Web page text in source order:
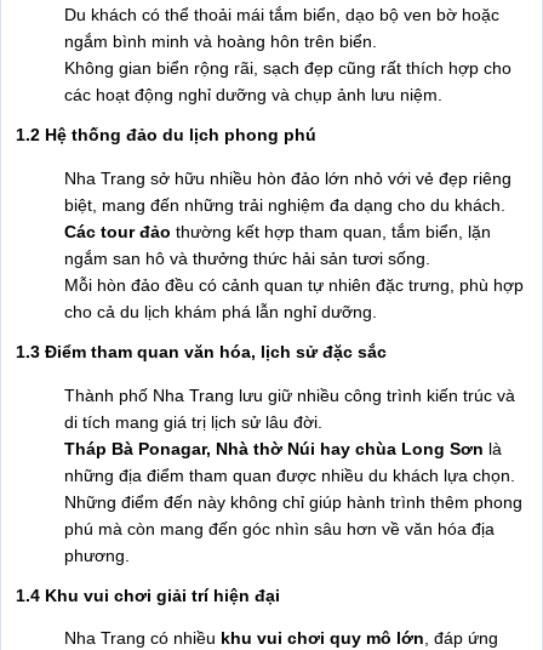
Du khách có thể thoải mái tắm biển, dạo bộ ven bờ hoặc
ngắm bình minh và hoàng hôn trên biển.
Không gian biển rộng rãi, sạch đẹp cũng rất thích hợp cho
các hoạt động nghỉ dưỡng và chụp ảnh lưu niệm.
1.2 Hệ thống đảo du lịch phong phú
Nha Trang sở hữu nhiều hòn đảo lớn nhỏ với vẻ đẹp riêng
biệt, mang đến những trải nghiệm đa dạng cho du khách.
Các tour đảo thường kết hợp tham quan, tắm biển, lặn
ngắm san hô và thưởng thức hải sản tươi sống.
Mỗi hòn đảo đều có cảnh quan tự nhiên đặc trưng, phù hợp
cho cả du lịch khám phá lẫn nghỉ dưỡng.
1.3 Điểm tham quan văn hóa, lịch sử đặc sắc
Thành phố Nha Trang lưu giữ nhiều công trình kiến trúc và
di tích mang giá trị lịch sử lâu đời.
Tháp Bà Ponagar, Nhà thờ Núi hay chùa Long Sơn là
những địa điểm tham quan được nhiều du khách lựa chọn.
Những điểm đến này không chỉ giúp hành trình thêm phong
phú mà còn mang đến góc nhìn sâu hơn về văn hóa địa
phương.
1.4 Khu vui chơi giải trí hiện đại
Nha Trang có nhiều khu vui chơi quy mô lớn, đáp ứng